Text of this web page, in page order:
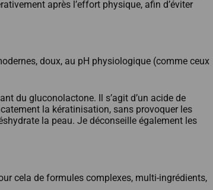
après l’effort physique, afin d’éviter
doux, au pH physiologique (comme ceux
du gluconolactone. Il s’agit d’un acide de
la kératinisation, sans provoquer les
la peau. Je déconseille également les
cela de formules complexes, multi-ingrédients,